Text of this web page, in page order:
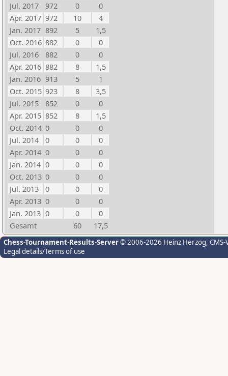
Jul. 2017
972 0
0
Apr. 2017 972 10
4
Jan. 2017 892 5
1,5
Oct. 2016 882 0
0
Jul. 2016
882 0
0
Apr. 2016 882 8
1,5
Jan. 2016 913 5
1
Oct. 2015 923 8
3,5
Jul. 2015
852 0
0
Apr. 2015 852 8
1,5
Oct. 2014 0 0
0
Jul. 2014
0 0
0
Apr. 2014 0 0
0
Jan. 2014 0 0
0
Oct. 2013 0 0
0
Jul. 2013
0 0
0
Apr. 2013 0 0
0
Jan. 2013 0 0
0
Gesamt
60 17,5
Chess-Tournament-Results-Server© 2006-2026 Heinz Herzog,
Legal details/Terms of use